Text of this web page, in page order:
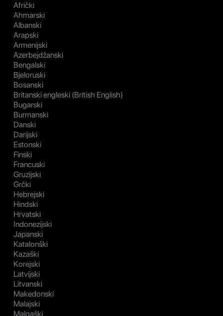
Afrički
Ahmarski
Albanski
Arapski
Armenijski
Azerbejdžanski
Bengalski
Bjeloruski
Bosanski
Britanski engleski (British English)
Bugarski
Burmanski
Danski
Darijski
Estonski
Finski
Francuski
Gruzijski
Grčki
Hebrejski
Hindski
Hrvatski
Indonezijski
Japanski
Katalonški
Kazaški
Korejski
Latvijski
Litvanski
Makedonski
Malajski
Malgaški